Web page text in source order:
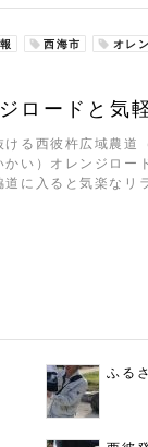
西海市 オレ
ロードと気
ける西彼杵広域農道
かい）オレンジロー
道に入ると気楽な
ふる